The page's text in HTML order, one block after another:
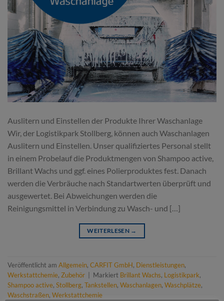
Auslitern und Einstellen der Produkte Ihrer Waschanlage
Wir, der Logistikpark Stollberg, können auch Waschanlagen
Auslitern und Einstellen. Unser qualifiziertes Personal stellt
in einem Probelauf die Produktmengen von Shampoo active,
Brillant Wachs und ggf. eines Polierproduktes fest. Danach
werden die Verbräuche nach Standartwerten überprüft und
ausgewertet. Bei Abweichungen werden die
Reinigungsmittel in Verbindung zu Wasch- und […]
WEITERLESEN →
Veröffentlicht am Allgemein, CARFIT GmbH, Dienstleistungen,
Werkstattchemie, Zubehör Markiert Brillant Wachs, Logistikpark,
Shampoo active, Stollberg, Tankstellen, Waschanlagen, Waschplätze,
Waschstraßen, Werkstattchemie